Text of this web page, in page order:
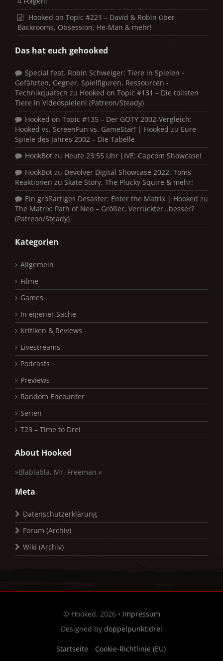
Hooked on Topic #221 – David & Robin über
Backrooms, Obsession, He-Man & mehr!
Das hat euch gehooked
Special feat. Robin Schweiger: Tiere in Spielen -
Gefährten, Gegner, Spielfiguren, Ressourcen -
Technikquatsch zu Hooked on Topic #131 – Die tollsten
Tiere in Videospielen! (Patreon/Steady)
Hooked on Topic #135 – Der GOTY 2002-Vergleich:
Hooked vs. ScreenFun vs. GameStar! | Hooked zu Eure
Spiele des Jahres 2002 – Die Tabelle
HookBot zu Heute 23:55 Uhr LIVE: Capcom Showcase!
HookBot zu Devolver Digital Showcase 2022: Toms
Reaktionen zu Skate Story, The Plucky Squire & mehr!
Ein großartiges Desaster: Enter the Matrix | Hooked zu
The Matrix: Path of Neo – Größer, Verrückter…besser?
(Patreon/Steady)
Kategorien
Allgemein
Filme
Games
In eigener Sache
Kritiken & Reviews
Livestreams
Podcasts
Previews
Random Encounter
Serien
T23 – Time to Drei
About Hooked
»Blablabla, Mr. Freeman.«
Meta
Datenschutzerklärung
Forum (Archiv)
Wiki (Archiv)
© Hooked, 2026 • Impressum
Designed by doppelpunkt:drei
Startseite Cookie-Richtlinie (EU)